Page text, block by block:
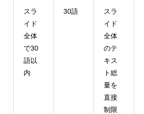
スラ
イド
全体
で30
語以
内
30語
スラ
イド
全体
のテ
キス
ト総
量を
直接
制限